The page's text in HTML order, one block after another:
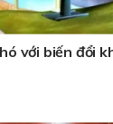
với biến đổi